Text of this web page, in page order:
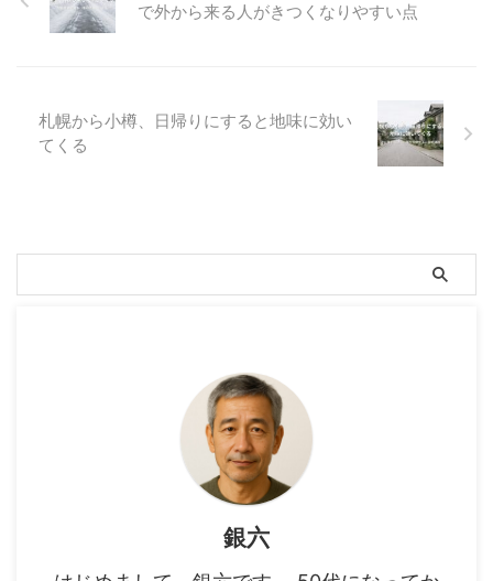
で外から来る人がきつくなりやすい点
札幌から小樽、日帰りにすると地味に効い
てくる
銀六